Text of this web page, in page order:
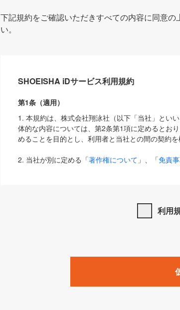
下記規約をご確認いただきすべての内容に同意
い。
SHOEISHA iDサービス利用規約
第1条（適用）
1. 本規約は、株式会社翔泳社（以下「当社」とい
体的な内容については、第2条第1項に定めるとお
めることを目的とし、利用者と当社との間の契約を
2. 当社が別に定める「著作権について 」、「免責
は、本規約の規定が優先して適用されるものとしま
1. 「本サービス」とは、当社が提供する以下のサ
みます）及びこれらサービスに関連して当社が実
「SEBook」「SEShop」「CodeZine」「
利用